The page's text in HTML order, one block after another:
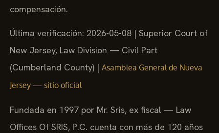
compensación.
Última verificación: 2026-05-08 | Superior Court of
New Jersey, Law Division — Civil Part
(Cumberland County) | Asamblea General de Nueva
Jersey — sitio oficial
Fundada en 1997 por Mr. Sris, ex fiscal — Law
Offices Of SRIS, P.C. cuenta con más de 120 años